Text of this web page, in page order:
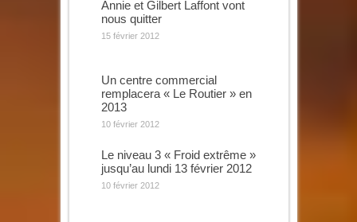
Annie et Gilbert Laffont vont
nous quitter
15 février 2012
Un centre commercial
remplacera « Le Routier » en
2013
10 février 2012
Le niveau 3 « Froid extrême »
jusqu’au lundi 13 février 2012
10 février 2012